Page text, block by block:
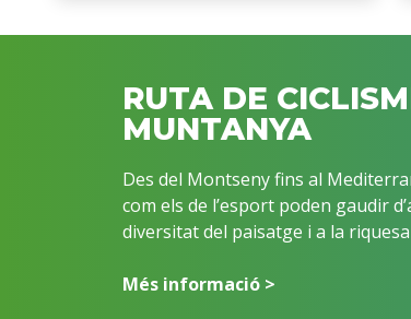
RUTA DE
MUNTANYA
Des del Montseny fins al
com els de l’esport poden gaudir
diversitat del paisatge i a la
Més informació >